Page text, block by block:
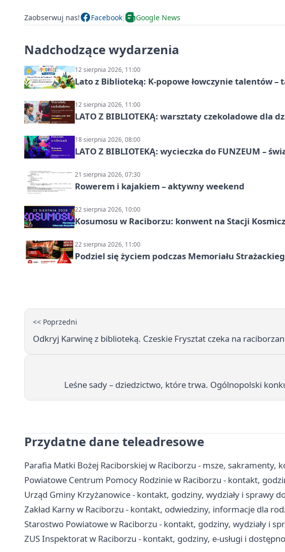
Zaobserwuj nas! Facebook Google News
Nadchodzące wydarzenia
12 sierpnia 2026, 11:00
Lato z Biblioteką: K-popowe łowczynie talentów –
12 sierpnia 2026, 11:00
LATO Z BIBLIOTEKĄ: warsztaty czekoladowe dla
18 sierpnia 2026, 08:00
LATO Z BIBLIOTEKĄ: wycieczka do FUNZEUM –
21 sierpnia 2026, 07:30
Rowerem i kajakiem – aktywny weekend
22 sierpnia 2026, 10:00
Kosumosu w Raciborzu: konwent na Stacji
22 sierpnia 2026, 11:00
Podziel się życiem podczas Memoriału
<< Poprzedni
Odkryj Karwinę z biblioteką. Czeskie Frysztat czeka na raciborzan
Leśne sady – dziedzictwo, które trwa. Ogólnopolski
Przydatne dane teleadresowe
Parafia Matki Bożej Raciborskiej w Raciborzu - msze, sakramenty,
Powiatowe Centrum Pomocy Rodzinie w Raciborzu - kontakt,
Urząd Gminy Krzyżanowice - kontakt, godziny, wydziały i sprawy
Zakład Karny w Raciborzu - kontakt, odwiedziny, informacje dla
Starostwo Powiatowe w Raciborzu - kontakt, godziny, wydziały i
ZUS Inspektorat w Raciborzu - kontakt, godziny, e-usługi i